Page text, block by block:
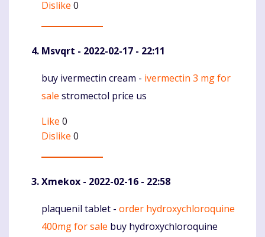
Dislike 0
Msvqrt - 2022-02-17 - 22:11
Komentaras
buy ivermectin cream - ivermectin 3 mg for
sale stromectol price us
Like 0
Dislike 0
Xmekox - 2022-02-16 - 22:58
Komentaras
plaquenil tablet - order hydroxychloroquine
400mg for sale buy hydroxychloroquine